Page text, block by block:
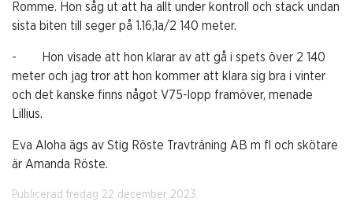
Romme. Hon såg ut att ha allt under kontroll och stack undan
sista biten till seger på 1.16,1a/2 140 meter.
- Hon visade att hon klarar av att gå i spets över 2 140
meter och jag tror att hon kommer att klara sig bra i vinter
och det kanske finns något V75-lopp framöver, menade
Lillius.
Eva Aloha ägs av Stig Röste Travträning AB m fl och skötare
är Amanda Röste.
Publicerad fredag 22 december 2023.